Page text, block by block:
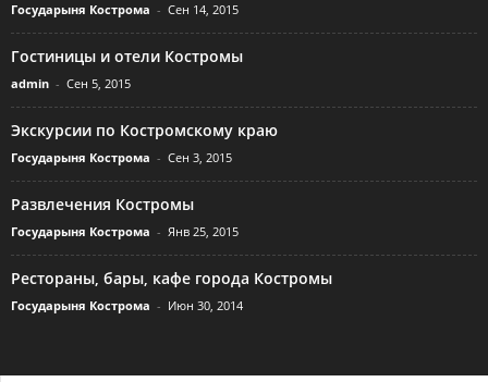
Государыня Кострома - Сен 14, 2015
Гостиницы и отели Костромы
admin - Сен 5, 2015
Экскурсии по Костромскому краю
Государыня Кострома - Сен 3, 2015
Развлечения Костромы
Государыня Кострома - Янв 25, 2015
Рестораны, бары, кафе города Костромы
Государыня Кострома - Июн 30, 2014